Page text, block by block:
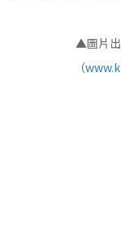
▲圖片出
（